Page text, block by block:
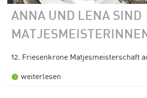
ANNA UND LENA SIND
12. Friesenkrone Matjesmeisterschaft
weiterlesen